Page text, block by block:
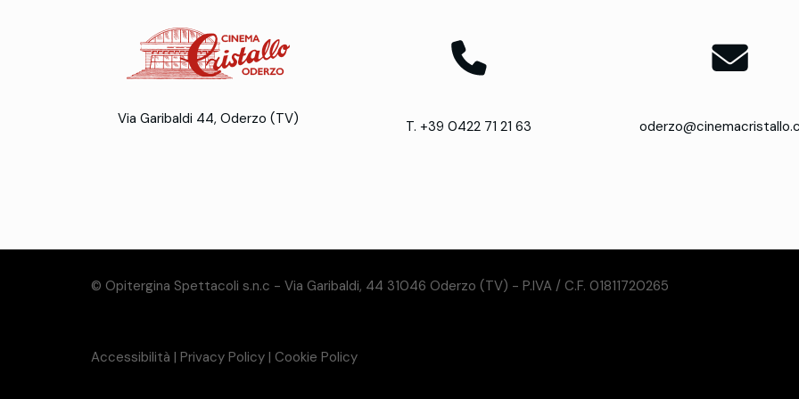
Via Garibaldi 44, Oderzo (TV) T. +39 0422 71 21 63
© Opitergina Spettacoli s.n.c - Via Garibaldi, 44 31046 Oderzo (TV) - P.IVA / C.F. 01811720265
Accessibilità | Privacy Policy | Cookie Policy